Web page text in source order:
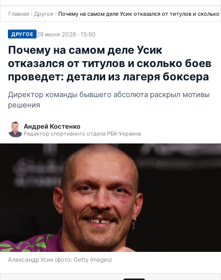
Главная › Другое › Почему на самом деле Усик отказался от титулов и
ДРУГОЕ 29 июня 2026 · 15:50
Почему на самом деле Усик
отказался от титулов и сколько боев
проведет: детали из лагеря боксера
Директор команды бывшего абсолюта раскрыл мотивы
решения
Андрей Костенко
Редактор спортивного отдела РБК-Украина
Александр Усик (фото: Getty Images)